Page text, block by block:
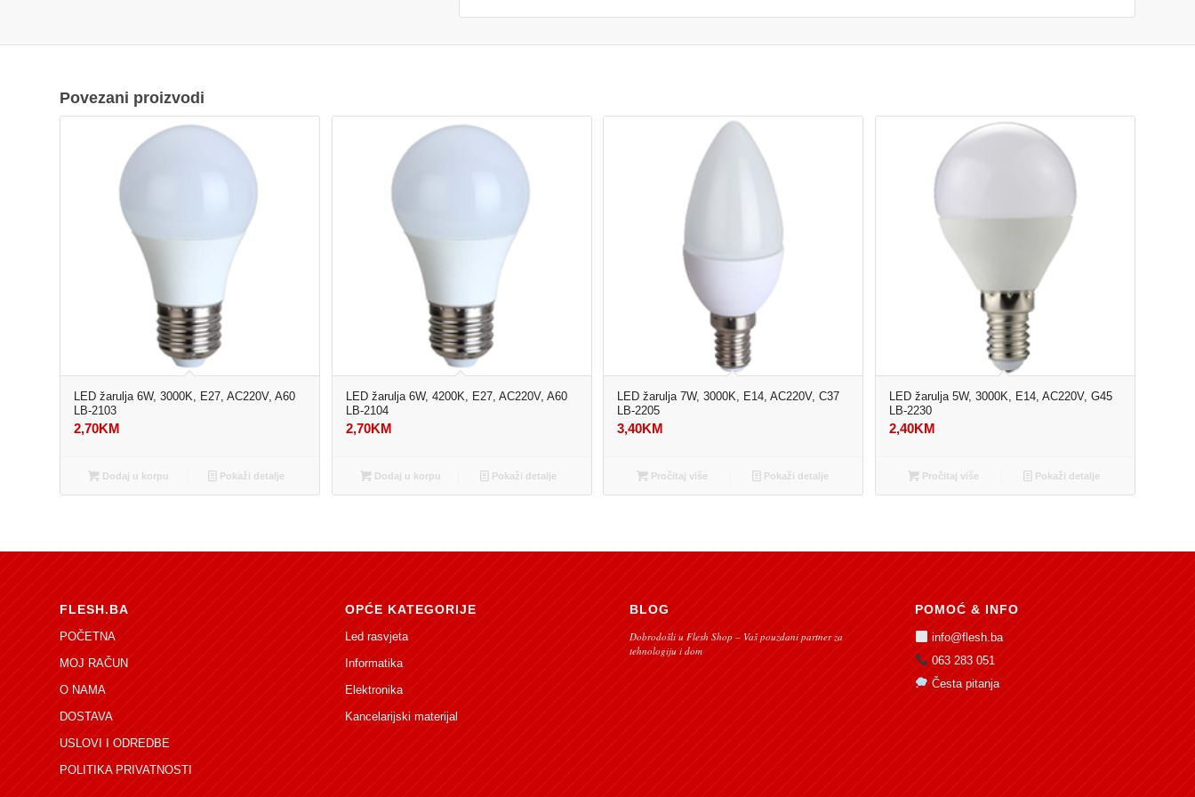
Povezani proizvodi
LED žarulja 6W, 3000K, E27, AC220V, A60
LB-2103
2,70KM
Dodaj u korpu Pokaži detalje
LED žarulja 6W, 4200K, E27, AC220V, A60
LB-2104
2,70KM
Dodaj u korpu Pokaži detalje
LED žarulja 7W, 3000K, E14, AC220V, C37
LB-2205
3,40KM
Pročitaj više Pokaži detalje
LED žarulja 5W, 3000K, E14, AC220V, G45
LB-2230
2,40KM
Pročitaj više Pokaži detalje
FLESH.BA
POČETNA
MOJ RAČUN
O NAMA
DOSTAVA
USLOVI I ODREDBE
POLITIKA PRIVATNOSTI
OPĆE KATEGORIJE
Led rasvjeta
Informatika
Elektronika
Kancelarijski materijal
BLOG
Dobrodošli u Flesh Shop – Vaš pouzdani partner za
tehnologiju i dom
POMOĆ & INFO
info@flesh.ba
063 283 051
Česta pitanja